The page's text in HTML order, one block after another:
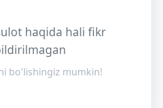
haqida hali fikr
bo'lishingiz mumkin!